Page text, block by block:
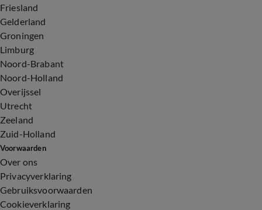
Friesland
Gelderland
Groningen
Limburg
Noord-Brabant
Noord-Holland
Overijssel
Utrecht
Zeeland
Zuid-Holland
Voorwaarden
Over ons
Privacyverklaring
Gebruiksvoorwaarden
Cookieverklaring